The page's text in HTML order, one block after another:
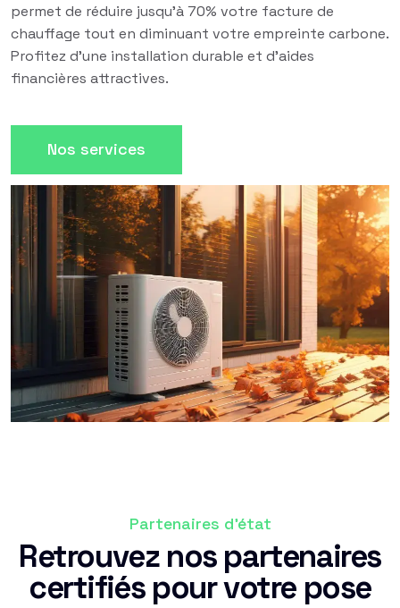
permet de réduire jusqu'à 70% votre facture de
chauffage tout en diminuant votre empreinte carbone.
Profitez d'une installation durable et d'aides
financières attractives.
Nos services
Partenaires d'état
Retrouvez nos partenaires
certifiés pour votre pose